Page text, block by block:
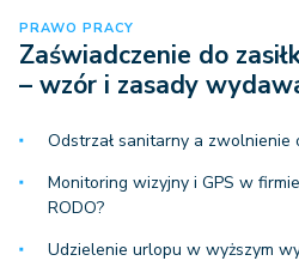
PRAWO PRACY
Zaświadczenie do
– wzór i zasady
Odstrzał sanitarny a zwolnienie
Monitoring wizyjny i GPS w
RODO?
Udzielenie urlopu w wyższym